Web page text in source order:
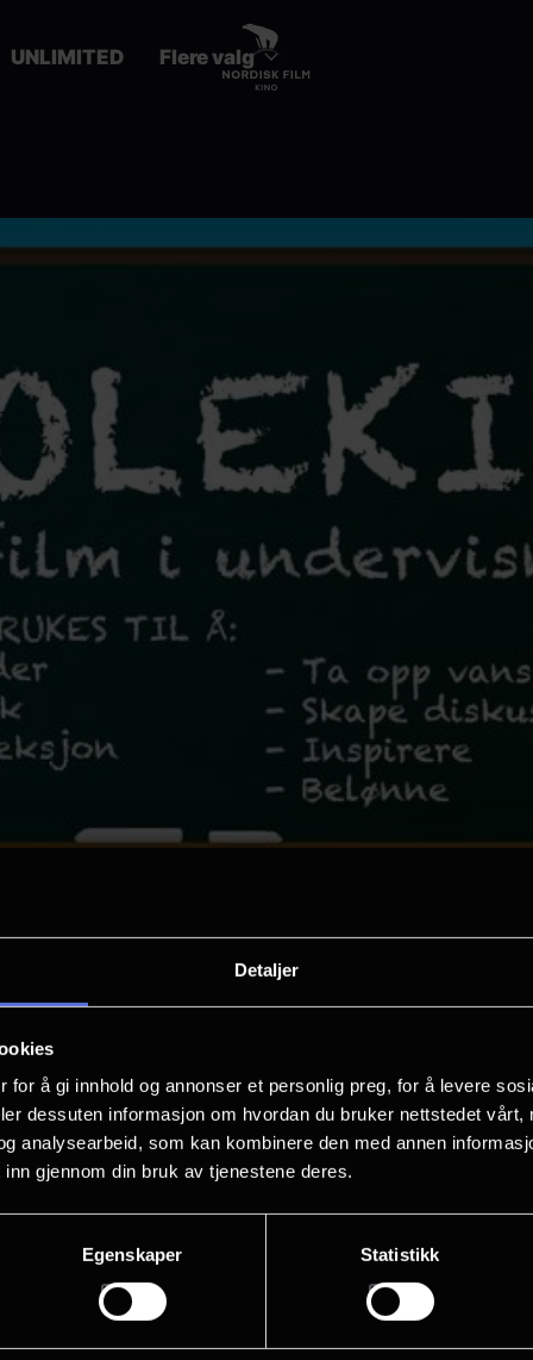
Detaljer
for å gi innhold og annonser et personlig preg, for å levere
dessuten informasjon om hvordan du bruker nettstedet vårt,
analysearbeid, som kan kombinere den med annen
gjennom din bruk av tjenestene deres.
Egenskaper Statistikk
UNLIMITED Flere valg
benytte seg av tilbudet som gir elever halv pris,
en e-post tilStein.Lian@nfkino.nomed
i vårt program, bortsett fra opera, festivaler
for en privat visning på dagtid utenom